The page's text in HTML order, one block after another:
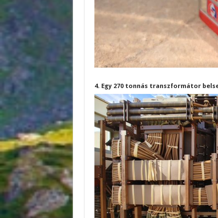
4. Egy 270 tonnás transzformátor